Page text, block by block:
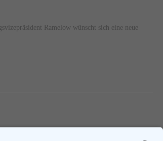
Ramelow wünscht sich eine neue